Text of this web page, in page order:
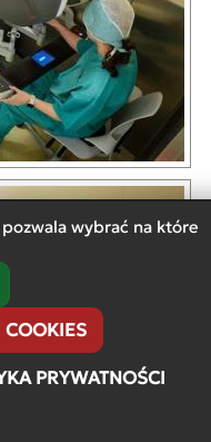
wybrać na które
COOKIES
PRYWATNOŚCI